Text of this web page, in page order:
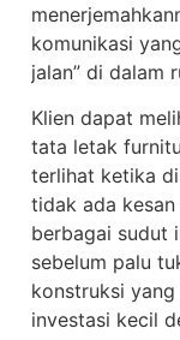
komunikasi
jalan” di dalam
Klien dapat
tata letak
terlihat ketika
tidak ada
berbagai sudut
sebelum palu
konstruksi
investasi kecil